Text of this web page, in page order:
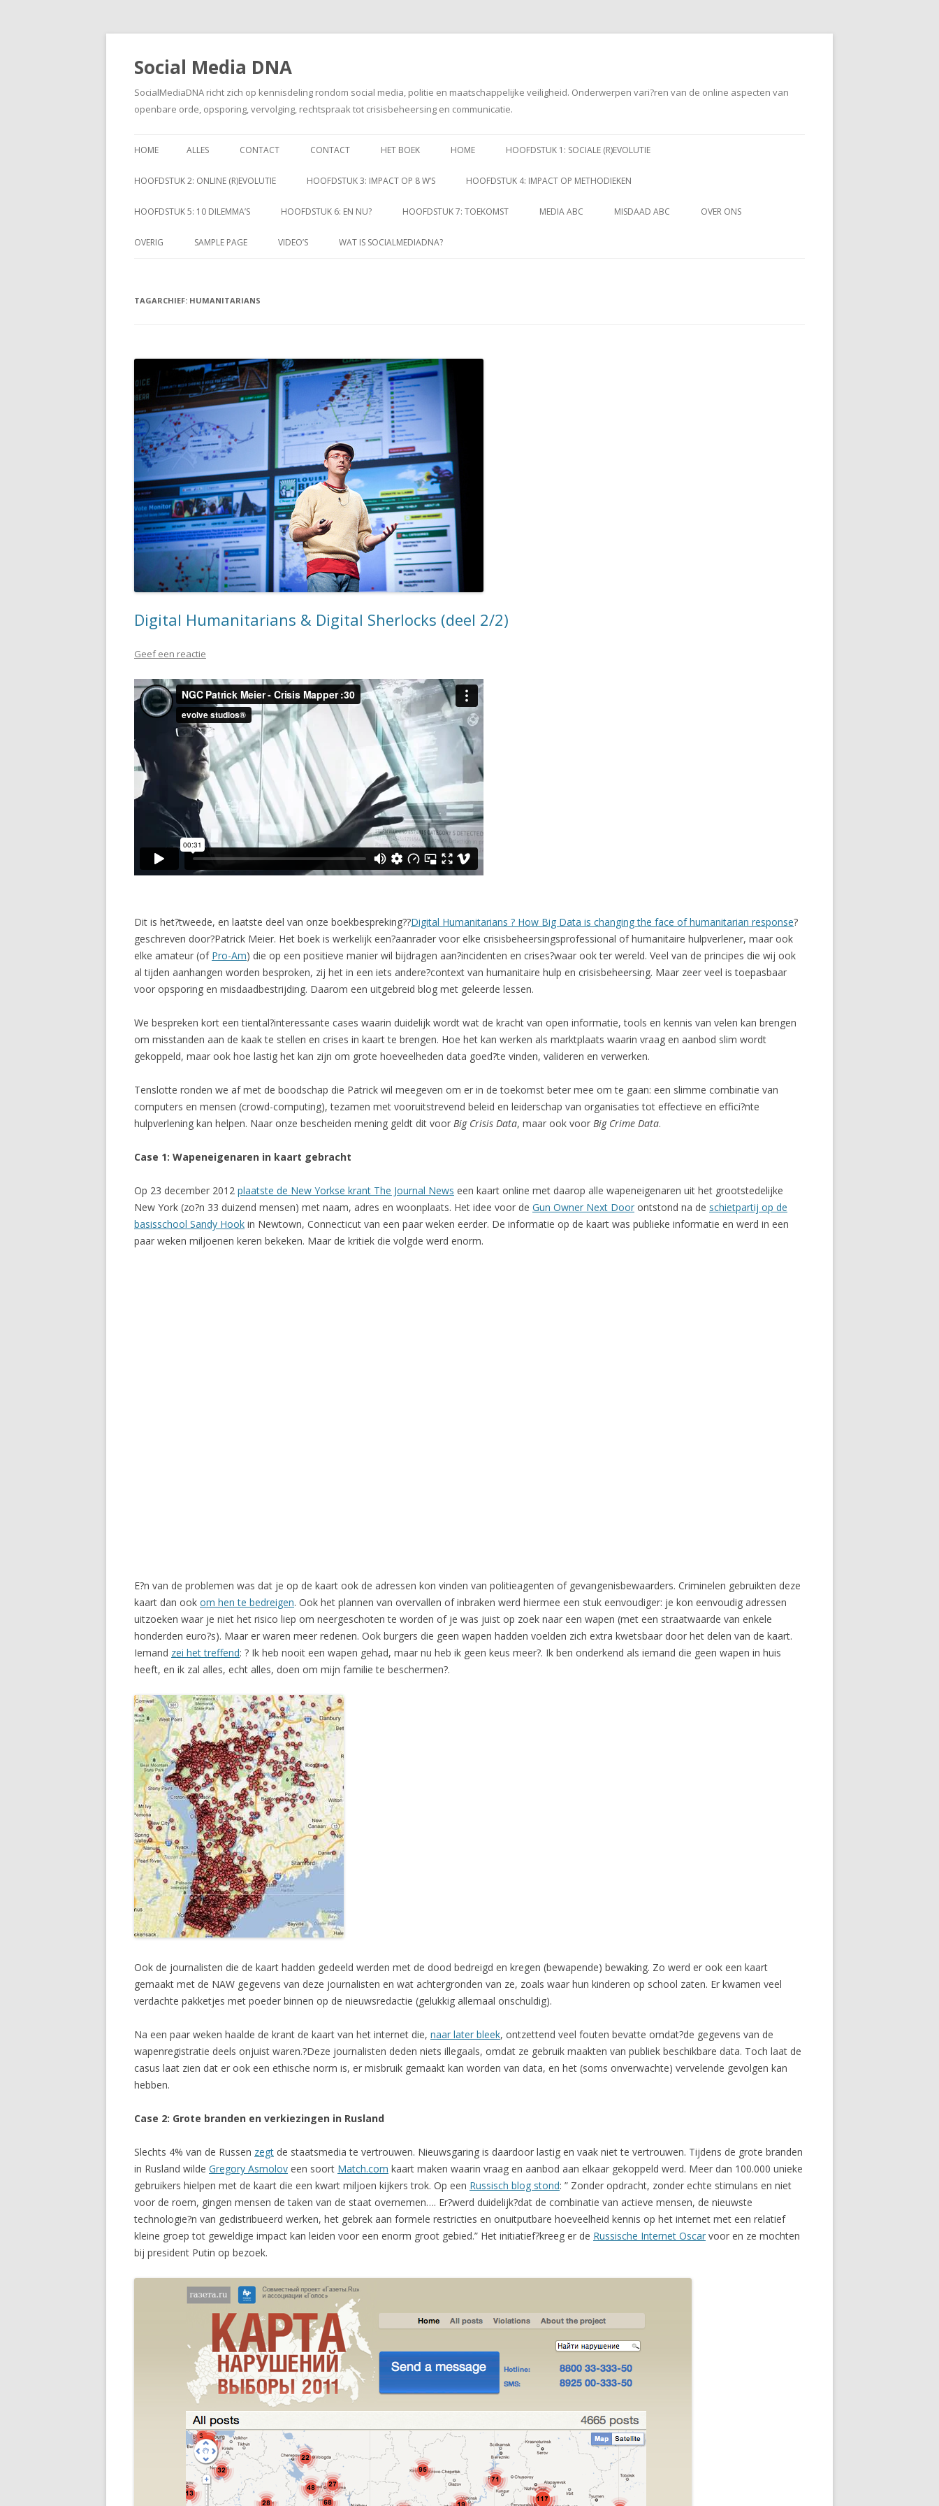
Social Media DNA
SocialMediaDNA richt zich op kennisdeling rondom social media, politie en maatschappelijke veiligheid. Onderwerpen vari?ren van de online aspecten van
openbare orde, opsporing, vervolging, rechtspraak tot crisisbeheersing en communicatie.
naar
HOME ALLES CONTACT CONTACT HET BOEK HOME HOOFDSTUK 1: SOCIALE (R)EVOLUTIE
HOOFDSTUK 2: ONLINE (R)EVOLUTIE HOOFDSTUK 3: IMPACT OP 8 W’S HOOFDSTUK 4: IMPACT OP METHODIEKEN
HOOFDSTUK 5: 10 DILEMMA’S HOOFDSTUK 6: EN NU? HOOFDSTUK 7: TOEKOMST MEDIA ABC MISDAAD ABC OVER ONS
OVERIG SAMPLE PAGE VIDEO’S WAT IS SOCIALMEDIADNA?
TAGARCHIEF: HUMANITARIANS
Digital Humanitarians & Digital Sherlocks (deel 2/2)
Geef een reactie
Dit is het?tweede, en laatste deel van onze boekbespreking??Digital Humanitarians ? How Big Data is changing the face of humanitarian response?
geschreven door?Patrick Meier. Het boek is werkelijk een?aanrader voor elke crisisbeheersingsprofessional of humanitaire hulpverlener, maar ook
elke amateur (of Pro-Am) die op een positieve manier wil bijdragen aan?incidenten en crises?waar ook ter wereld. Veel van de principes die wij ook
al tijden aanhangen worden besproken, zij het in een iets andere?context van humanitaire hulp en crisisbeheersing. Maar zeer veel is toepasbaar
voor opsporing en misdaadbestrijding. Daarom een uitgebreid blog met geleerde lessen.
We bespreken kort een tiental?interessante cases waarin duidelijk wordt wat de kracht van open informatie, tools en kennis van velen kan brengen
om misstanden aan de kaak te stellen en crises in kaart te brengen. Hoe het kan werken als marktplaats waarin vraag en aanbod slim wordt
gekoppeld, maar ook hoe lastig het kan zijn om grote hoeveelheden data goed?te vinden, valideren en verwerken.
Tenslotte ronden we af met de boodschap die Patrick wil meegeven om er in de toekomst beter mee om te gaan: een slimme combinatie van
computers en mensen (crowd-computing), tezamen met vooruitstrevend beleid en leiderschap van organisaties tot effectieve en effici?nte
hulpverlening kan helpen. Naar onze bescheiden mening geldt dit voor Big Crisis Data, maar ook voor Big Crime Data.
Case 1: Wapeneigenaren in kaart gebracht
Op 23 december 2012 plaatste de New Yorkse krant The Journal News een kaart online met daarop alle wapeneigenaren uit het grootstedelijke
New York (zo?n 33 duizend mensen) met naam, adres en woonplaats. Het idee voor de Gun Owner Next Door ontstond na de schietpartij op de
basisschool Sandy Hook in Newtown, Connecticut van een paar weken eerder. De informatie op de kaart was publieke informatie en werd in een
paar weken miljoenen keren bekeken. Maar de kritiek die volgde werd enorm.
E?n van de problemen was dat je op de kaart ook de adressen kon vinden van politieagenten of gevangenisbewaarders. Criminelen gebruikten deze
kaart dan ook om hen te bedreigen. Ook het plannen van overvallen of inbraken werd hiermee een stuk eenvoudiger: je kon eenvoudig adressen
uitzoeken waar je niet het risico liep om neergeschoten te worden of je was juist op zoek naar een wapen (met een straatwaarde van enkele
honderden euro?s). Maar er waren meer redenen. Ook burgers die geen wapen hadden voelden zich extra kwetsbaar door het delen van de kaart.
Iemand zei het treffend: ? Ik heb nooit een wapen gehad, maar nu heb ik geen keus meer?. Ik ben onderkend als iemand die geen wapen in huis
heeft, en ik zal alles, echt alles, doen om mijn familie te beschermen?.
Ook de journalisten die de kaart hadden gedeeld werden met de dood bedreigd en kregen (bewapende) bewaking. Zo werd er ook een kaart
gemaakt met de NAW gegevens van deze journalisten en wat achtergronden van ze, zoals waar hun kinderen op school zaten. Er kwamen veel
verdachte pakketjes met poeder binnen op de nieuwsredactie (gelukkig allemaal onschuldig).
Na een paar weken haalde de krant de kaart van het internet die, naar later bleek, ontzettend veel fouten bevatte omdat?de gegevens van de
wapenregistratie deels onjuist waren.?Deze journalisten deden niets illegaals, omdat ze gebruik maakten van publiek beschikbare data. Toch laat de
casus laat zien dat er ook een ethische norm is, er misbruik gemaakt kan worden van data, en het (soms onverwachte) vervelende gevolgen kan
hebben.
Case 2: Grote branden en verkiezingen in Rusland
Slechts 4% van de Russen zegt de staatsmedia te vertrouwen. Nieuwsgaring is daardoor lastig en vaak niet te vertrouwen. Tijdens de grote branden
in Rusland wilde Gregory Asmolov een soort Match.com kaart maken waarin vraag en aanbod aan elkaar gekoppeld werd. Meer dan 100.000 unieke
gebruikers hielpen met de kaart die een kwart miljoen kijkers trok. Op een Russisch blog stond: ” Zonder opdracht, zonder echte stimulans en niet
voor de roem, gingen mensen de taken van de staat overnemen…. Er?werd duidelijk?dat de combinatie van actieve mensen, de nieuwste
technologie?n van gedistribueerd werken, het gebrek aan formele restricties en onuitputbare hoeveelheid kennis op het internet met een relatief
kleine groep tot geweldige impact kan leiden voor een enorm groot gebied.” Het initiatief?kreeg er de Russische Internet Oscar voor en ze mochten
bij president Putin op bezoek.